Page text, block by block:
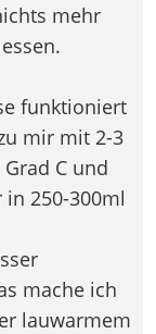
mehr
funktioniert
mir mit 2-3
Grad C und
250-300ml
mache ich
lauwarmem